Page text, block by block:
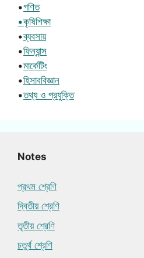
•গণিত
•কৃষিশিক্ষা
•ব্যবসায়
•ফিন্যান্স
•মার্কেটিং
•হিসাববিজ্ঞান
•তথ্য ও প্রযুক্তি
Notes
প্রথম শ্রেণি
দ্বিতীয় শ্রেণি
তৃতীয় শ্রেণি
চতুর্থ শ্রেণি